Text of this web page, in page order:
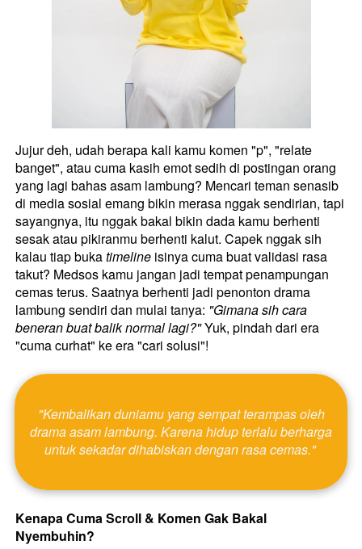
Jujur deh, udah berapa kali kamu komen "p", "relate
banget", atau cuma kasih emot sedih di postingan orang
yang lagi bahas asam lambung? Mencari teman senasib
di media sosial emang bikin merasa nggak sendirian, tapi
sayangnya, itu nggak bakal bikin dada kamu berhenti
sesak atau pikiranmu berhenti kalut. Capek nggak sih
kalau tiap buka timeline isinya cuma buat validasi rasa
takut? Medsos kamu jangan jadi tempat penampungan
cemas terus. Saatnya berhenti jadi penonton drama
lambung sendiri dan mulai tanya: "Gimana sih cara
beneran buat balik normal lagi?" Yuk, pindah dari era
"cuma curhat" ke era "cari solusi"!
drama asam lambung. Karena hidup terlalu berharga
untuk sekadar dihabiskan dengan rasa cemas."
Kenapa Cuma Scroll & Komen Gak Bakal
Nyembuhin?